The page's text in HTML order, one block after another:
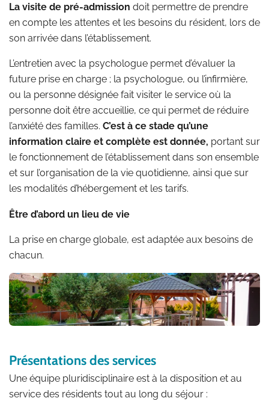
La visite de pré-admission doit permettre de prendre
en compte les attentes et les besoins du résident, lors de
son arrivée dans l’établissement.
L’entretien avec la psychologue permet d’évaluer la
future prise en charge ; la psychologue, ou l’infirmière,
ou la personne désignée fait visiter le service où la
personne doit être accueillie, ce qui permet de réduire
l’anxiété des familles. C’est à ce stade qu’une
information claire et complète est donnée, portant sur
le fonctionnement de l’établissement dans son ensemble
et sur l’organisation de la vie quotidienne, ainsi que sur
les modalités d’hébergement et les tarifs.
Être d’abord un lieu de vie
La prise en charge globale, est adaptée aux besoins de
chacun.
Présentations des services
Une équipe pluridisciplinaire est à la disposition et au
service des résidents tout au long du séjour :